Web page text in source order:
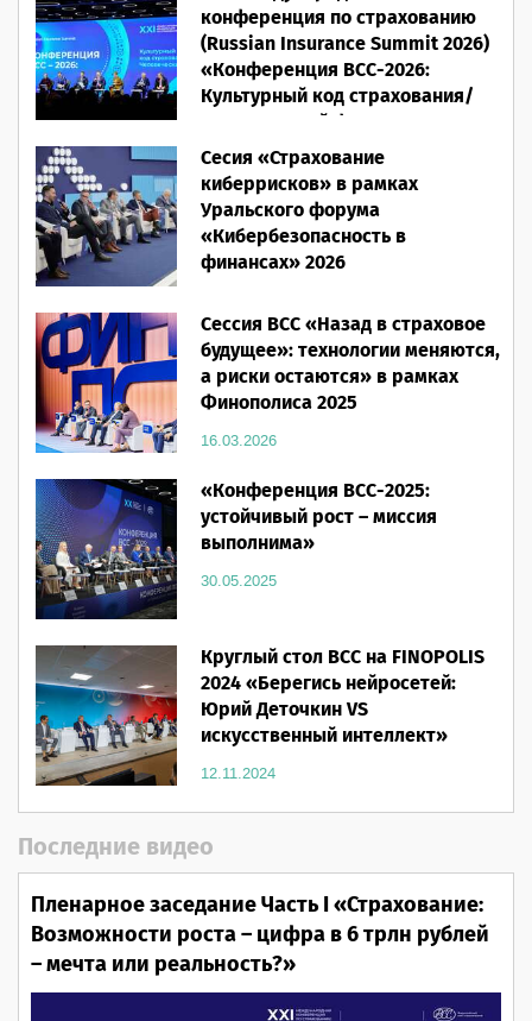
конференция по страхованию
(Russian Insurance Summit 2026)
«Конференция ВСС-2026:
Культурный код страхования/
Человеческий фактор»
28.05.2026
Сесия «Страхование
киберрисков» в рамках
Уральского форума
«Кибербезопасность в
финансах» 2026
Сессия ВСС «Назад в страховое
будущее»: технологии меняются,
а риски остаются» в рамках
Финополиса 2025
16.03.2026
«Конференция ВСС-2025:
устойчивый рост – миссия
выполнима»
30.05.2025
Круглый стол ВСС на FINOPOLIS
2024 «Берегись нейросетей:
Юрий Деточкин VS
искусственный интеллект»
12.11.2024
Последние видео
Пленарное заседание Часть I «Страхование:
Возможности роста – цифра в 6 трлн рублей
– мечта или реальность?»